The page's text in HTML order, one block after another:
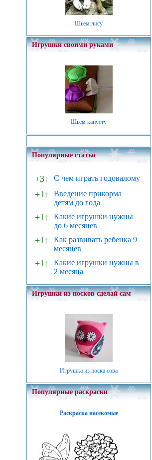
Шьем лису
Игрушки своими руками
Шьем капусту
Популярные статьи
+3↑ С чем играть годовалому
+1↑
Введение прикорма
детям до года
+1↑
Какие игрушки нужны
до 6 месяцев
+1↑
Как развивать ребенка 9
месяцев
+1↑
Какие игрушки нужны в
2 месяца
Игрушки из носков сделай сам
Игрушка из носка сова
Популярные раскраски
Раскраска насекомые